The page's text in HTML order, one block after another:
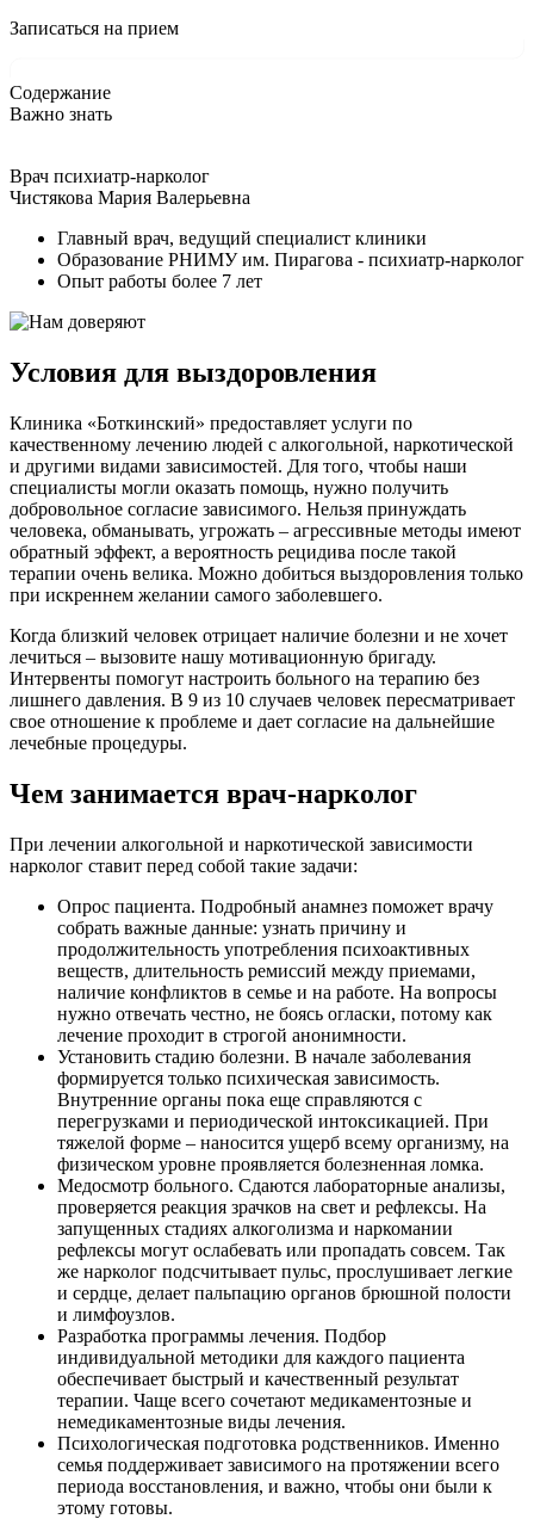
Записаться на прием
Содержание
Важно знать
Врач психиатр-нарколог
Чистякова Мария Валерьевна
Главный врач, ведущий специалист клиники
Образование РНИМУ им. Пирагова - психиатр-нарколог
Опыт работы более 7 лет
Условия для выздоровления
Клиника «Боткинский» предоставляет услуги по
качественному лечению людей с алкогольной, наркотической
и другими видами зависимостей. Для того, чтобы наши
специалисты могли оказать помощь, нужно получить
добровольное согласие зависимого. Нельзя принуждать
человека, обманывать, угрожать – агрессивные методы имеют
обратный эффект, а вероятность рецидива после такой
терапии очень велика. Можно добиться выздоровления только
при искреннем желании самого заболевшего.
Когда близкий человек отрицает наличие болезни и не хочет
лечиться – вызовите нашу мотивационную бригаду.
Интервенты помогут настроить больного на терапию без
лишнего давления. В 9 из 10 случаев человек пересматривает
свое отношение к проблеме и дает согласие на дальнейшие
лечебные процедуры.
Чем занимается врач-нарколог
При лечении алкогольной и наркотической зависимости
нарколог ставит перед собой такие задачи:
Опрос пациента. Подробный анамнез поможет врачу
собрать важные данные: узнать причину и
продолжительность употребления психоактивных
веществ, длительность ремиссий между приемами,
наличие конфликтов в семье и на работе. На вопросы
нужно отвечать честно, не боясь огласки, потому как
лечение проходит в строгой анонимности.
Установить стадию болезни. В начале заболевания
формируется только психическая зависимость.
Внутренние органы пока еще справляются с
перегрузками и периодической интоксикацией. При
тяжелой форме – наносится ущерб всему организму, на
физическом уровне проявляется болезненная ломка.
Медосмотр больного. Сдаются лабораторные анализы,
проверяется реакция зрачков на свет и рефлексы. На
запущенных стадиях алкоголизма и наркомании
рефлексы могут ослабевать или пропадать совсем. Так
же нарколог подсчитывает пульс, прослушивает легкие
и сердце, делает пальпацию органов брюшной полости
и лимфоузлов.
Разработка программы лечения. Подбор
индивидуальной методики для каждого пациента
обеспечивает быстрый и качественный результат
терапии. Чаще всего сочетают медикаментозные и
немедикаментозные виды лечения.
Психологическая подготовка родственников. Именно
семья поддерживает зависимого на протяжении всего
периода восстановления, и важно, чтобы они были к
этому готовы.